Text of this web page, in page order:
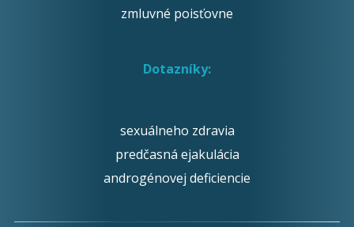
zmluvné poisťovne
Dotazníky:
sexuálneho zdravia
predčasná ejakulácia
androgénovej deficiencie